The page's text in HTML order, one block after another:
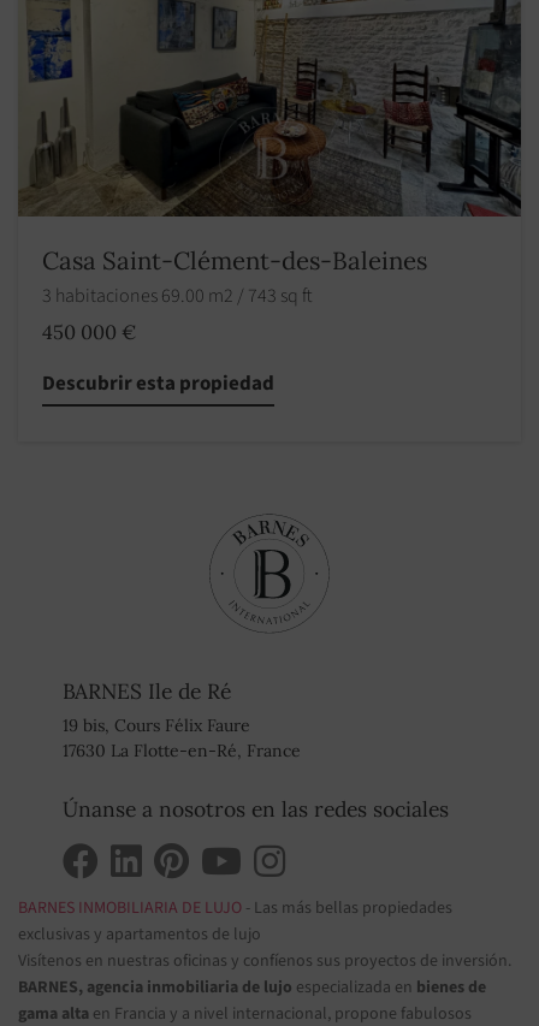
Casa Saint-Clément-des-Baleines
3 habitaciones 69.00 m2 / 743 sq ft
450 000 €
Descubrir esta propiedad
BARNES Ile de Ré
19 bis, Cours Félix Faure
17630 La Flotte-en-Ré, France
Únanse a nosotros en las redes sociales
BARNES INMOBILIARIA DE LUJO - Las más bellas propiedades
exclusivas y apartamentos de lujo
Visítenos en nuestras oficinas y confíenos sus proyectos de inversión.
BARNES, agencia inmobiliaria de lujo especializada en bienes de
gama alta en Francia y a nivel internacional, propone fabulosos